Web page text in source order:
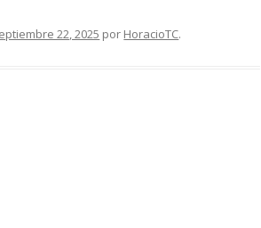
22, 2025 por HoracioTC.